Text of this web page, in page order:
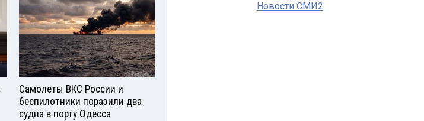
Самолеты ВКС России и
беспилотники поразили два
судна в порту Одесса
Новости СМИ2